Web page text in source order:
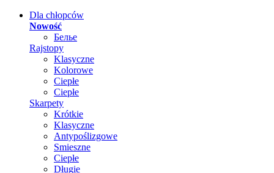
Dla chłopców
Nowość
Белье
Rajstopy
Klasyczne
Kolorowe
Ciepłe
Ciepłe
Skarpety
Krótkie
Klasyczne
Antypoślizgowe
Smieszne
Ciepłe
Długie